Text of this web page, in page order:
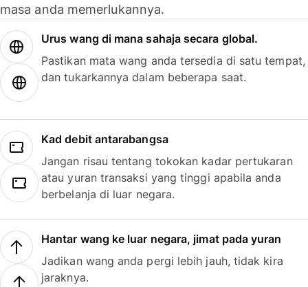
masa anda memerlukannya.
Urus wang di mana sahaja secara global.
Pastikan mata wang anda tersedia di satu tempat,
dan tukarkannya dalam beberapa saat.
Kad debit antarabangsa
Jangan risau tentang tokokan kadar pertukaran
atau yuran transaksi yang tinggi apabila anda
berbelanja di luar negara.
Hantar wang ke luar negara, jimat pada yuran
Jadikan wang anda pergi lebih jauh, tidak kira
jaraknya.